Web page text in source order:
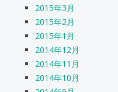
2015年3月
2015年2月
2015年1月
2014年12月
2014年11月
2014年10月